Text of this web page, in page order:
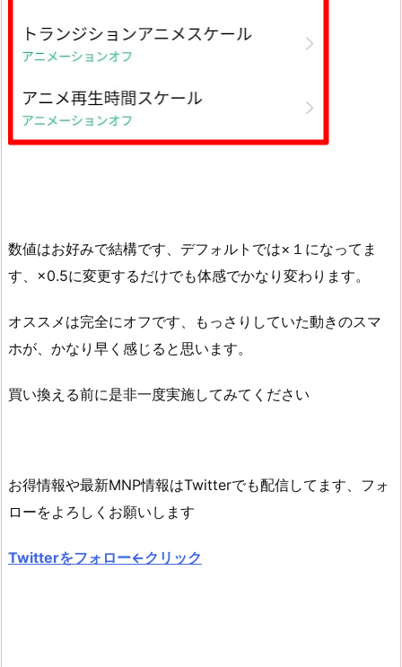
数値はお好みで結構です、デフォルトでは×１になってま
す、×0.5に変更するだけでも体感でかなり変わります。
オススメは完全にオフです、もっさりしていた動きのスマ
ホが、かなり早く感じると思います。
買い換える前に是非一度実施してみてください
お得情報や最新MNP情報はTwitterでも配信してます、フォ
ローをよろしくお願いします
Twitterをフォロー←クリック